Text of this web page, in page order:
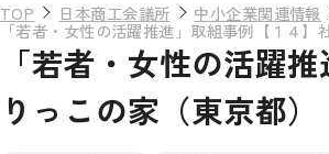
TOP 日本商工会議所 中小企業関連情報
「若者・女性の活躍推進」取組事例【１４
「若者・女性の活躍
りっこの家（東京都）